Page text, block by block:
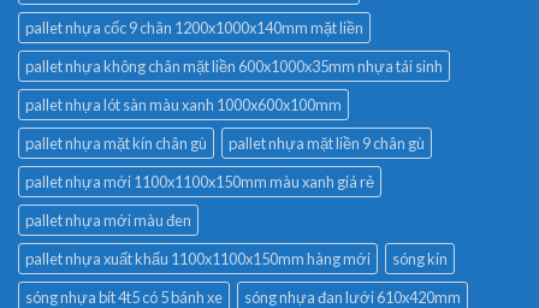
pallet nhựa cốc 9 chân 1200x1000x140mm mặt liền
pallet nhựa không chân mặt liền 600x1000x35mm nhựa tái sinh
pallet nhựa lót sàn màu xanh 1000x600x100mm
pallet nhựa mặt kín chân gù
pallet nhựa mặt liền 9 chân gù
pallet nhựa mới 1100x1100x150mm màu xanh giá rẻ
pallet nhựa mới màu đen
pallet nhựa xuất khẩu 1100x1100x150mm hàng mới
sóng kín
sóng nhựa bít 4t5 có 5 bánh xe
sóng nhựa đan lưới 610x420mm